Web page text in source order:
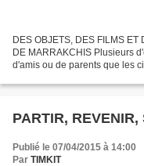
DES OBJETS, DES FILMS
DE MARRAKCHIS Plusieurs
d'amis ou de parents que les
PARTIR, REVENIR,
Publié le 07/04/2015 à 14:00
Par TIMKIT